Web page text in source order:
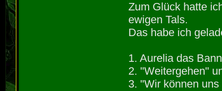
Zum Glück hatte
ewigen Tals.
Das habe ich
1. Aurelia das
2. "Weitergehen"
3. "Wir können